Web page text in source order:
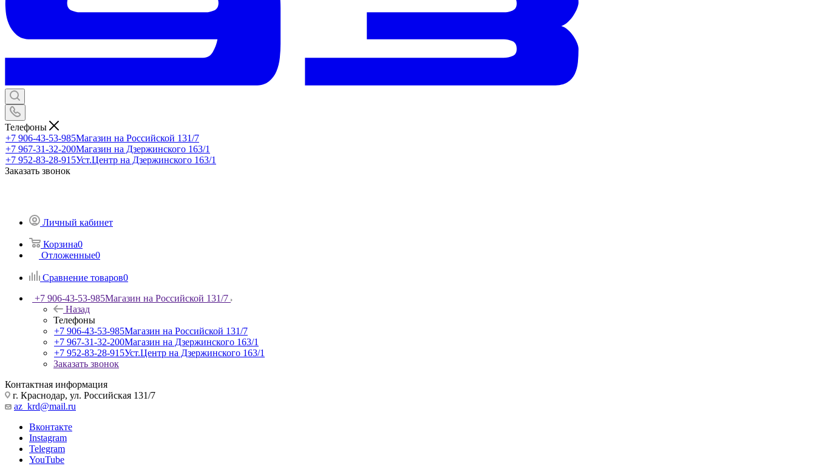
Телефоны
+7 906-43-53-985Магазин на Российской 131/7
+7 967-31-32-200Магазин на Дзержинского 163/1
+7 952-83-28-915Уст.Центр на Дзержинского 163/1
Заказать звонок
Личный кабинет
Корзина0
Отложенные0
Сравнение товаров0
+7 906-43-53-985Магазин на Российской 131/7
Назад
Телефоны
+7 906-43-53-985Магазин на Российской 131/7
+7 967-31-32-200Магазин на Дзержинского 163/1
+7 952-83-28-915Уст.Центр на Дзержинского 163/1
Заказать звонок
Контактная информация
г. Краснодар, ул. Российская 131/7
az_krd@mail.ru
Вконтакте
Instagram
Telegram
YouTube